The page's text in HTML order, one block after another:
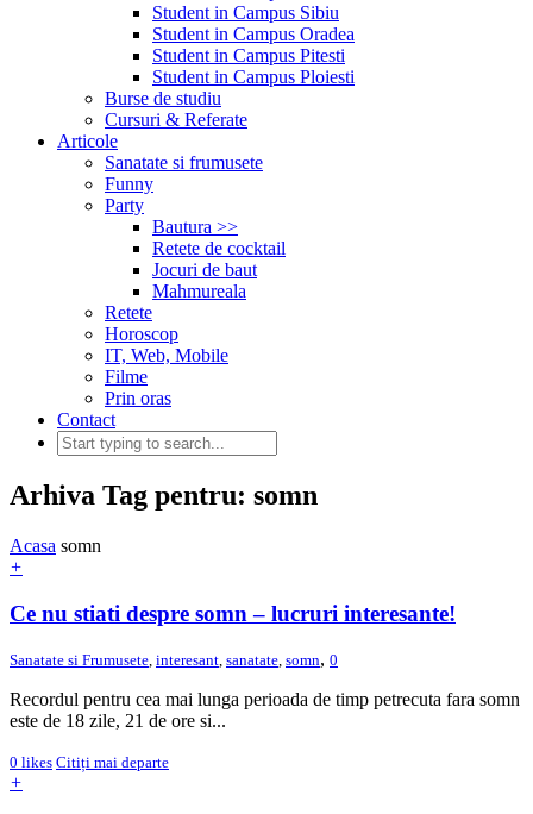
Student in Campus Sibiu
Student in Campus Oradea
Student in Campus Pitesti
Student in Campus Ploiesti
Burse de studiu
Cursuri & Referate
Articole
Sanatate si frumusete
Funny
Party
Bautura >>
Retete de cocktail
Jocuri de baut
Mahmureala
Retete
Horoscop
IT, Web, Mobile
Filme
Prin oras
Contact
Arhiva Tag pentru: somn
Acasa somn
+
Ce nu stiati despre somn – lucruri interesante!
Sanatate si Frumusete, interesant, sanatate, somn, 0
Recordul pentru cea mai lunga perioada de timp petrecuta fara somn
este de 18 zile, 21 de ore si...
0 likes Citiți mai departe
+